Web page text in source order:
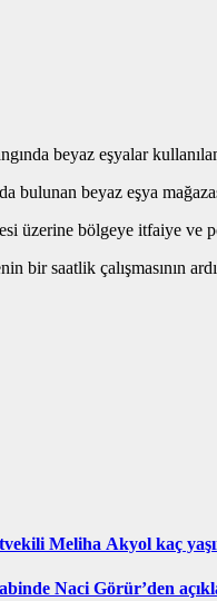
beyaz eşyalar
beyaz eşya
üzerine bölgeye itfaiye ve
bir saatlik çalışmasının
Meliha Akyol kaç
Naci Görür’den